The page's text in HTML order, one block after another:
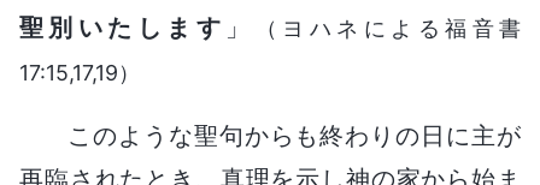
聖別いたします 」
（ヨハネによる福音書
17:15,17,19）
このような聖句からも終わりの日に主が
再臨されたとき、真理を示し神の家から始ま